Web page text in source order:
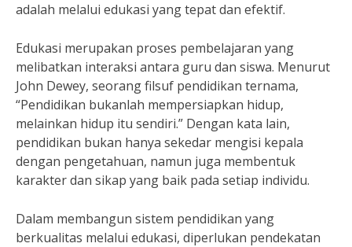
adalah melalui edukasi yang tepat dan efektif.
Edukasi merupakan proses pembelajaran yang
melibatkan interaksi antara guru dan siswa. Menurut
John Dewey, seorang filsuf pendidikan ternama,
“Pendidikan bukanlah mempersiapkan hidup,
melainkan hidup itu sendiri.” Dengan kata lain,
pendidikan bukan hanya sekedar mengisi kepala
dengan pengetahuan, namun juga membentuk
karakter dan sikap yang baik pada setiap individu.
Dalam membangun sistem pendidikan yang
berkualitas melalui edukasi, diperlukan pendekatan